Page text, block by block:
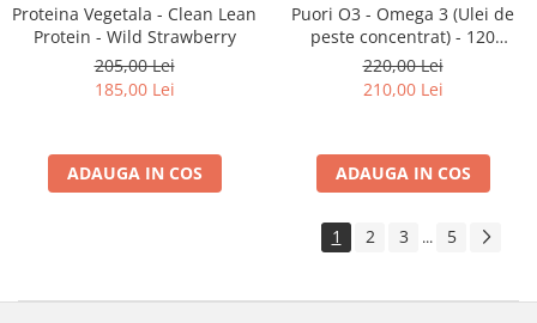
Proteina Vegetala - Clean Lean
Protein - Wild Strawberry
205,00 Lei
185,00 Lei
ADAUGA IN COS
Puori O3 - Omega 3 (Ulei de
peste concentrat) - 120
capsule
220,00 Lei
210,00 Lei
ADAUGA IN COS
1 2 3 ... 5